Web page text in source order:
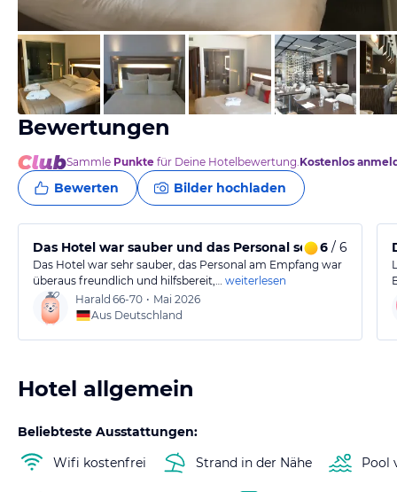
von Nadine, Juli 2016
Bewertungen
Sammle Punkte für Deine Hotelbewertung.Kostenlos
Bewerten Bilder hochladen
Das Hotel war sauber und das Personal sehr freundlich.
6 / 6
Das Hotel war sehr sauber, das Personal am Empfang war
überaus freundlich und hilfsbereit,… weiterlesen
Harald 66-70 • Mai 2026
Aus Deutschland
Hotel allgemein
Beliebteste Ausstattungen:
Wifi kostenfrei
Strand in der Nähe Pool